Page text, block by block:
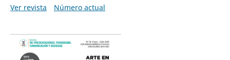
Ver revista
Número actual